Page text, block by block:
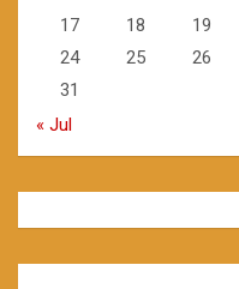
17
18 19
24
25 26
31
« Jul